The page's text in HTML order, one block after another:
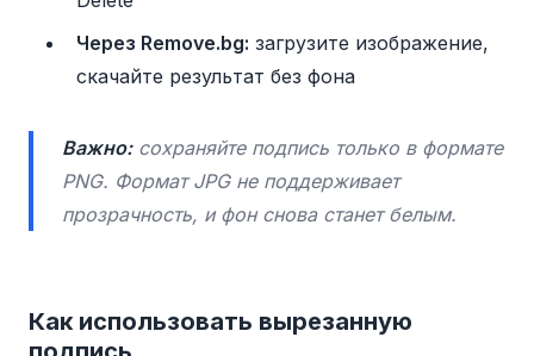
Через Remove.bg: загрузите изображение,
скачайте результат без фона
Важно:сохраняйте подпись только в формате
PNG. Формат JPG не поддерживает
прозрачность, и фон снова станет белым.
Как использовать вырезанную